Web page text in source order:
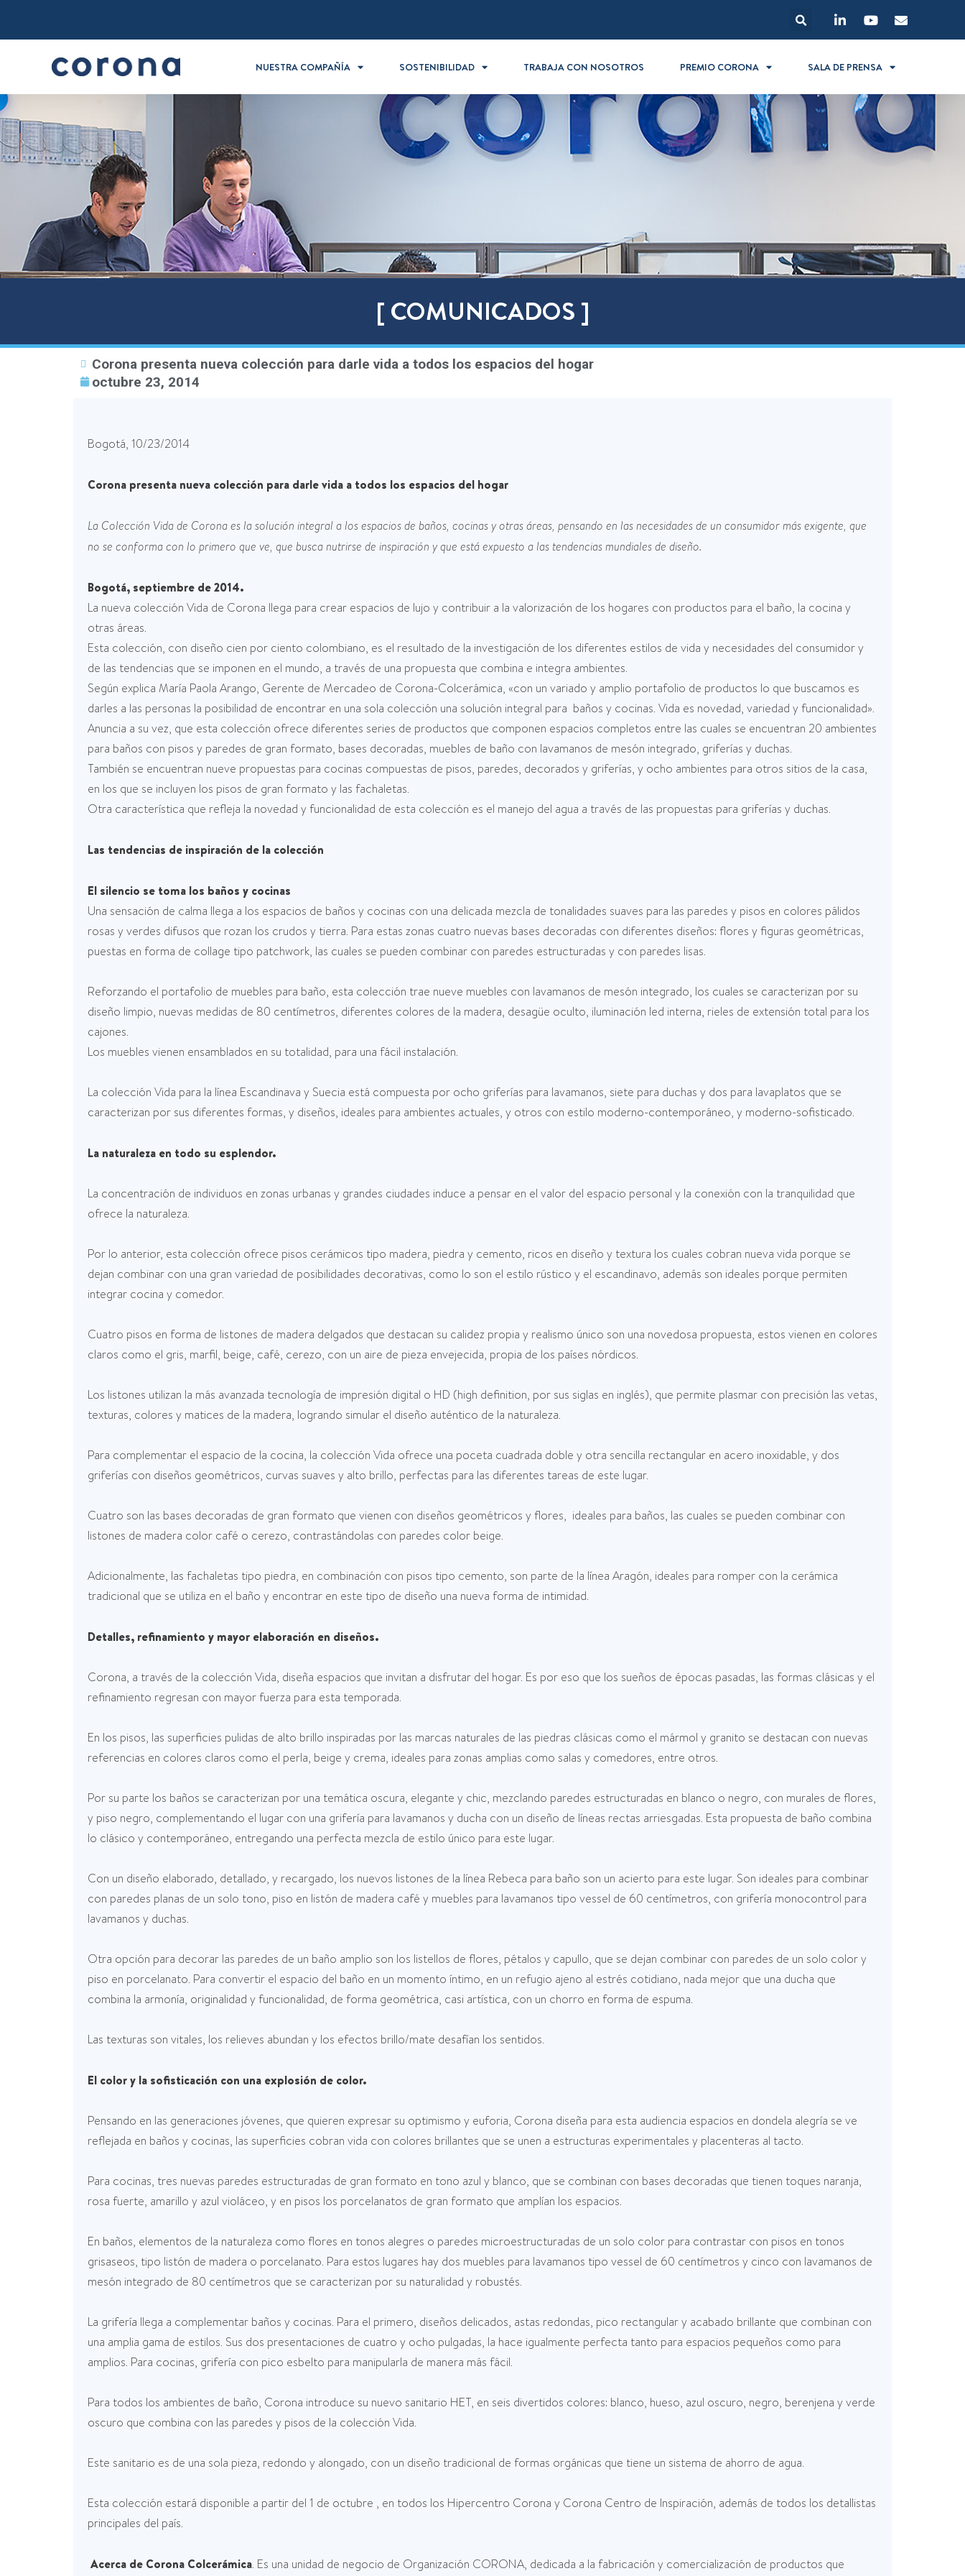
NUESTRA COMPAÑÍA SOSTENIBILIDAD TRABAJA CON NOSOTROS PREMIO CORONA SALA DE PRENSA
[ COMUNICADOS ]
Corona presenta nueva colección para darle vida a todos los espacios del hogar
octubre 23, 2014
Bogotá, 10/23/2014
Corona presenta nueva colección para darle vida a todos los espacios del hogar
La Colección Vida de Corona es la solución integral a los espacios de baños, cocinas y otras áreas, pensando en las necesidades de un consumidor más exigente, que
no se conforma con lo primero que ve, que busca nutrirse de inspiración y que está expuesto a las tendencias mundiales de diseño.
Bogotá, septiembre de 2014.
La nueva colección Vida de Corona llega para crear espacios de lujo y contribuir a la valorización de los hogares con productos para el baño, la cocina y
otras áreas.
Esta colección, con diseño cien por ciento colombiano, es el resultado de la investigación de los diferentes estilos de vida y necesidades del consumidor y
de las tendencias que se imponen en el mundo, a través de una propuesta que combina e integra ambientes.
Según explica María Paola Arango, Gerente de Mercadeo de Corona-Colcerámica, «con un variado y amplio portafolio de productos lo que buscamos es
darles a las personas la posibilidad de encontrar en una sola colección una solución integral para baños y cocinas. Vida es novedad, variedad y funcionalidad».
Anuncia a su vez, que esta colección ofrece diferentes series de productos que componen espacios completos entre las cuales se encuentran 20 ambientes
para baños con pisos y paredes de gran formato, bases decoradas, muebles de baño con lavamanos de mesón integrado, griferías y duchas.
También se encuentran nueve propuestas para cocinas compuestas de pisos, paredes, decorados y griferías, y ocho ambientes para otros sitios de la casa,
en los que se incluyen los pisos de gran formato y las fachaletas.
Otra característica que refleja la novedad y funcionalidad de esta colección es el manejo del agua a través de las propuestas para griferías y duchas.
Las tendencias de inspiración de la colección
El silencio se toma los baños y cocinas
Una sensación de calma llega a los espacios de baños y cocinas con una delicada mezcla de tonalidades suaves para las paredes y pisos en colores pálidos
rosas y verdes difusos que rozan los crudos y tierra. Para estas zonas cuatro nuevas bases decoradas con diferentes diseños: flores y figuras geométricas,
puestas en forma de collage tipo patchwork, las cuales se pueden combinar con paredes estructuradas y con paredes lisas.
Reforzando el portafolio de muebles para baño, esta colección trae nueve muebles con lavamanos de mesón integrado, los cuales se caracterizan por su
diseño limpio, nuevas medidas de 80 centímetros, diferentes colores de la madera, desagüe oculto, iluminación led interna, rieles de extensión total para los
cajones.
Los muebles vienen ensamblados en su totalidad, para una fácil instalación.
La colección Vida para la línea Escandinava y Suecia está compuesta por ocho griferías para lavamanos, siete para duchas y dos para lavaplatos que se
caracterizan por sus diferentes formas, y diseños, ideales para ambientes actuales, y otros con estilo moderno-contemporáneo, y moderno-sofisticado.
La naturaleza en todo su esplendor.
La concentración de individuos en zonas urbanas y grandes ciudades induce a pensar en el valor del espacio personal y la conexión con la tranquilidad que
ofrece la naturaleza.
Por lo anterior, esta colección ofrece pisos cerámicos tipo madera, piedra y cemento, ricos en diseño y textura los cuales cobran nueva vida porque se
dejan combinar con una gran variedad de posibilidades decorativas, como lo son el estilo rústico y el escandinavo, además son ideales porque permiten
integrar cocina y comedor.
Cuatro pisos en forma de listones de madera delgados que destacan su calidez propia y realismo único son una novedosa propuesta, estos vienen en colores
claros como el gris, marfil, beige, café, cerezo, con un aire de pieza envejecida, propia de los países nórdicos.
Los listones utilizan la más avanzada tecnología de impresión digital o HD (high definition, por sus siglas en inglés), que permite plasmar con precisión las vetas,
texturas, colores y matices de la madera, logrando simular el diseño auténtico de la naturaleza.
Para complementar el espacio de la cocina, la colección Vida ofrece una poceta cuadrada doble y otra sencilla rectangular en acero inoxidable, y dos
griferías con diseños geométricos, curvas suaves y alto brillo, perfectas para las diferentes tareas de este lugar.
Cuatro son las bases decoradas de gran formato que vienen con diseños geométricos y flores, ideales para baños, las cuales se pueden combinar con
listones de madera color café o cerezo, contrastándolas con paredes color beige.
Adicionalmente, las fachaletas tipo piedra, en combinación con pisos tipo cemento, son parte de la línea Aragón, ideales para romper con la cerámica
tradicional que se utiliza en el baño y encontrar en este tipo de diseño una nueva forma de intimidad.
Detalles, refinamiento y mayor elaboración en diseños.
Corona, a través de la colección Vida, diseña espacios que invitan a disfrutar del hogar. Es por eso que los sueños de épocas pasadas, las formas clásicas y el
refinamiento regresan con mayor fuerza para esta temporada.
En los pisos, las superficies pulidas de alto brillo inspiradas por las marcas naturales de las piedras clásicas como el mármol y granito se destacan con nuevas
referencias en colores claros como el perla, beige y crema, ideales para zonas amplias como salas y comedores, entre otros.
Por su parte los baños se caracterizan por una temática oscura, elegante y chic, mezclando paredes estructuradas en blanco o negro, con murales de flores,
y piso negro, complementando el lugar con una grifería para lavamanos y ducha con un diseño de líneas rectas arriesgadas. Esta propuesta de baño combina
lo clásico y contemporáneo, entregando una perfecta mezcla de estilo único para este lugar.
Con un diseño elaborado, detallado, y recargado, los nuevos listones de la línea Rebeca para baño son un acierto para este lugar. Son ideales para combinar
con paredes planas de un solo tono, piso en listón de madera café y muebles para lavamanos tipo vessel de 60 centímetros, con grifería monocontrol para
lavamanos y duchas.
Otra opción para decorar las paredes de un baño amplio son los listellos de flores, pétalos y capullo, que se dejan combinar con paredes de un solo color y
piso en porcelanato. Para convertir el espacio del baño en un momento íntimo, en un refugio ajeno al estrés cotidiano, nada mejor que una ducha que
combina la armonía, originalidad y funcionalidad, de forma geométrica, casi artística, con un chorro en forma de espuma.
Las texturas son vitales, los relieves abundan y los efectos brillo/mate desafían los sentidos.
El color y la sofisticación con una explosión de color.
Pensando en las generaciones jóvenes, que quieren expresar su optimismo y euforia, Corona diseña para esta audiencia espacios en dondela alegría se ve
reflejada en baños y cocinas, las superficies cobran vida con colores brillantes que se unen a estructuras experimentales y placenteras al tacto.
Para cocinas, tres nuevas paredes estructuradas de gran formato en tono azul y blanco, que se combinan con bases decoradas que tienen toques naranja,
rosa fuerte, amarillo y azul violáceo, y en pisos los porcelanatos de gran formato que amplían los espacios.
En baños, elementos de la naturaleza como flores en tonos alegres o paredes microestructuradas de un solo color para contrastar con pisos en tonos
grisaseos, tipo listón de madera o porcelanato. Para estos lugares hay dos muebles para lavamanos tipo vessel de 60 centímetros y cinco con lavamanos de
mesón integrado de 80 centímetros que se caracterizan por su naturalidad y robustés.
La grifería llega a complementar baños y cocinas. Para el primero, diseños delicados, astas redondas, pico rectangular y acabado brillante que combinan con
una amplia gama de estilos. Sus dos presentaciones de cuatro y ocho pulgadas, la hace igualmente perfecta tanto para espacios pequeños como para
amplios. Para cocinas, grifería con pico esbelto para manipularla de manera más fácil.
Para todos los ambientes de baño, Corona introduce su nuevo sanitario HET, en seis divertidos colores: blanco, hueso, azul oscuro, negro, berenjena y verde
oscuro que combina con las paredes y pisos de la colección Vida.
Este sanitario es de una sola pieza, redondo y alongado, con un diseño tradicional de formas orgánicas que tiene un sistema de ahorro de agua.
Esta colección estará disponible a partir del 1 de octubre , en todos los Hipercentro Corona y Corona Centro de Inspiración, además de todos los detallistas
principales del país.
Acerca de Corona Colcerámica. Es una unidad de negocio de Organización CORONA, dedicada a la fabricación y comercialización de productos que